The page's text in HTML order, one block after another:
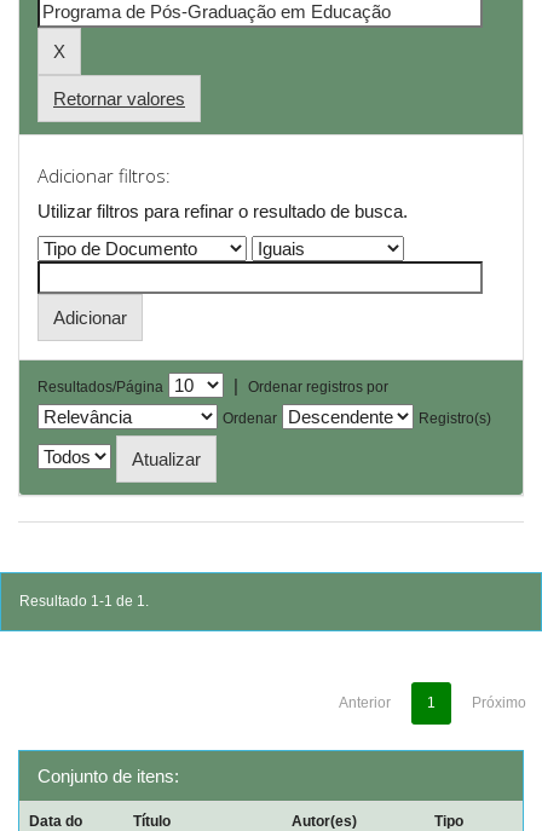
Retornar valores
Adicionar filtros:
Utilizar filtros para refinar o resultado de busca.
Resultados/Página |
Ordenar registros por
Ordenar
Registro(s)
Resultado 1-1 de 1.
Anterior 1 Próximo
Conjunto de itens:
Data do
Título Autor(es) Tipo